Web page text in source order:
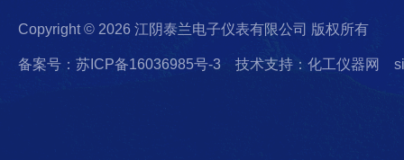
Copyright © 2026 江阴泰兰电子仪表有限公司 版权所有
备案号：苏ICP备16036985号-3 技术支持：化工仪器网